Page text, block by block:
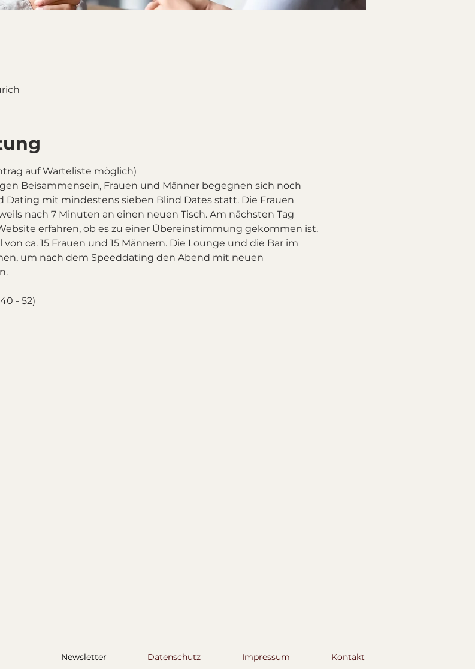
auf Warteliste möglich)
Beisammensein, Frauen und Männer begegnen sich noch
Dating mit mindestens sieben Blind Dates statt. Die Frauen
nach 7 Minuten an einen neuen Tisch. Am nächsten Tag
erfahren, ob es zu einer Übereinstimmung gekommen ist.
ca. 15 Frauen und 15 Männern. Die Lounge und die Bar im
um nach dem Speeddating den Abend mit neuen
- 52)
Newsletter Datenschutz Impressum Kontakt